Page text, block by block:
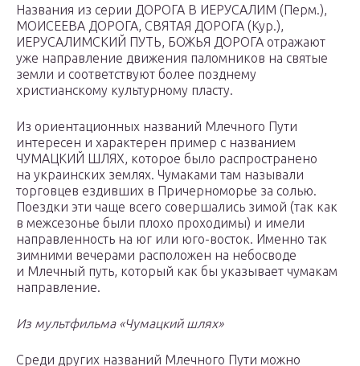
Названия из серии ДОРОГА В ИЕРУСАЛИМ (Перм.),
МОИСЕЕВА ДОРОГА, СВЯТАЯ ДОРОГА (Кур.),
ИЕРУСАЛИМСКИЙ ПУТЬ, БОЖЬЯ ДОРОГА отражают
уже направление движения паломников на святые
земли и соответствуют более позднему
христианскому культурному пласту.
Из ориентационных названий Млечного Пути
интересен и характерен пример с названием
ЧУМАЦКИЙ ШЛЯХ, которое было распространено
на украинских землях. Чумаками там называли
торговцев ездивших в Причерноморье за солью.
Поездки эти чаще всего совершались зимой (так как
в межсезонье были плохо проходимы) и имели
направленность на юг или юго-восток. Именно так
зимними вечерами расположен на небосводе
и Млечный путь, который как бы указывает чумакам
направление.
Из мультфильма «Чумацкий шлях»
Среди других названий Млечного Пути можно